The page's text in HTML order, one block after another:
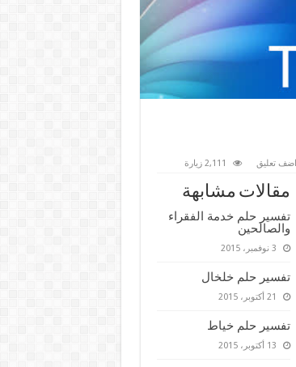
اضف تعليق 2,111 زيارة
مقالات مشابهة
تفسير حلم خدمة الفقراء
والصالحين
3 نوفمبر، 2015
تفسير حلم خلخال
21 أكتوبر، 2015
تفسير حلم خياط
13 أكتوبر، 2015